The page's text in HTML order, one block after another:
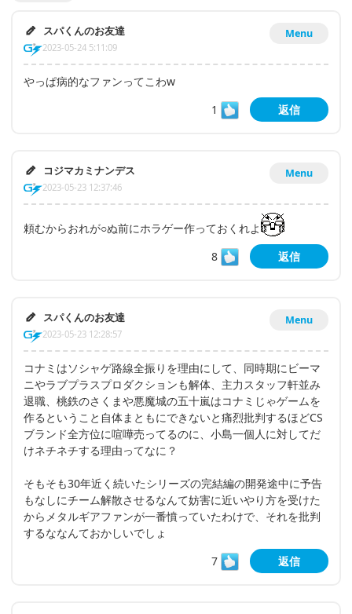
Menu
スパくんのお友達
2023-05-24 5:11:09
やっぱ病的なファンってこわw
1
返信
Menu
コジマカミナンデス
2023-05-23 12:37:46
頼むからおれが○ぬ前にホラゲー作っておくれよ
8
返信
Menu
スパくんのお友達
2023-05-23 12:28:57
コナミはソシャゲ路線全振りを理由にして、同時期にビーマ
ニやラブプラスプロダクションも解体、主力スタッフ軒並み
退職、桃鉄のさくまや悪魔城の五十嵐はコナミじゃゲームを
作るということ自体まともにできないと痛烈批判するほどCS
ブランド全方位に喧嘩売ってるのに、小島一個人に対してだ
けネチネチする理由ってなに？
そもそも30年近く続いたシリーズの完結編の開発途中に予告
もなしにチーム解散させるなんて妨害に近いやり方を受けた
からメタルギアファンが一番憤っていたわけで、それを批判
するななんておかしいでしょ
7
返信